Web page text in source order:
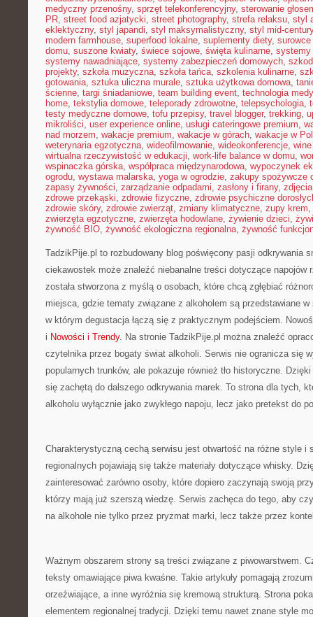
medyczny przenośny, sprzęt telekonferencyjny, sterowanie
PR, street food azjatycki, street photography, strefa relaksu, styl
eklektyczny, styl japandi, styl maksymalistyczny, styl mid-century
modern farmhouse, superfood lokalne, suplementy diety,
domu, suszone kwiaty, świece sojowe, święta kulinarne, systemy
systemy nawadniające, systemy zabezpieczeń domowych,
projekty, szkoła muzyczna, szkoła tańca, szkolenia kulinarne,
gotowania, sztuka uliczna murale, sztuka użytkowa domowa,
ścienne, targi śniadaniowe, team building event, technologia
home, tekstylia domowe, teleporady zdrowotne, telepsychologia,
testy medyczne domowe, tofu przepisy, travel blogger, trekking,
mikroliści, user experience online, usługi cateringowe premium,
nad morzem, wakacje premium, wakacje w górach, wakacje w
weterynaria egzotyczna, wideofilmowanie, wideokonferencje,
wirtualna rzeczywistość w edukacji, work-life balance w domu,
wspinaczka górska, współpraca międzynarodowa, wypoczynek
ogrodu, wystawa malarska, yoga w ogrodzie, zakupy spożywcze
zapasy żywności, zarządzanie odpadami, zasłony i firany,
zdrowe przekąski, zdrowie fizyczne, zdrowie psychiczne
zdrowie skóry, zdrowie zwierząt, zmiany klimatyczne, zupy krem,
zwierzęta egzotyczne, zwierzęta hodowlane, żywienie dzieci,
żywność BIO, żywność ekologiczna regionalna, żywność
TadzikPije.pl to rozbudowany blog poświęcony pasji odkrywania
ciekawostek może znaleźć niebanalne treści dotyczące napojów
została stworzona z myślą o osobach, które chcą zgłębiać
miejsca, gdzie tematy związane z alkoholem są przedstawiane
w którym degustacja łączą się z praktycznym podejściem.
i Nowości i Trendy. Na stronie TadzikPije.pl można znaleźć
czytelnika przez bogaty świat alkoholi. Serwis nie ogranicza się
popularnych trunków, ale pokazuje również tło historyczne.
się zachętą do dalszego odkrywania marek. To strona dla tych,
alkoholu wyłącznie jako zwykłego napoju, lecz jako pretekst do
Charakterystyczną cechą serwisu jest otwartość na różne style i
regionalnych pojawiają się także materiały dotyczące whisky.
zainteresować zarówno osoby, które dopiero zaczynają swoją
którzy mają już szerszą wiedzę. Serwis zachęca do tego, aby
na alkohole nie tylko przez pryzmat marki, lecz także przez
Ważnym obszarem strony są treści związane z piwowarstwem.
teksty omawiające piwa kwaśne. Takie artykuły pomagają
orzeźwiające, a inne wyróżnia się kremową strukturą. Strona
elementem regionalnej tradycji. Dzięki temu nawet znane style